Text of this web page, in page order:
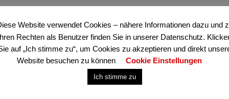
Website verwendet Cookies – nähere Informationen dazu und
Rechten als Benutzer finden Sie in unserer Datenschutz.
auf „Ich stimme zu“, um Cookies zu akzeptieren und direkt
Website besuchen zu können
Cookie Einstellungen
Ich stimme zu